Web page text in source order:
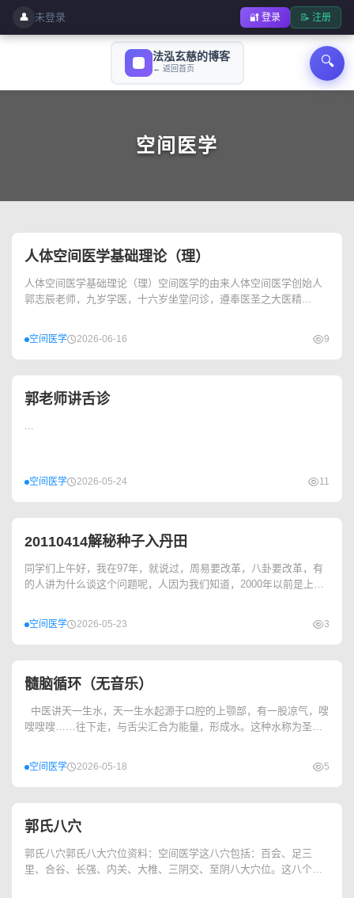
法泓玄慈的博客
← 返回首页
空间医学
人体空间医学基础理论（理）
人体空间医学基础理论（理）空间医学的由来人体空间医学创始人
郭志辰老师，九岁学医，十六岁坐堂问诊，遵奉医圣之大医精...
空间医学 2026-06-16 9
郭老师讲舌诊
...
空间医学 2026-05-24 11
20110414解秘种子入丹田
同学们上午好，我在97年，就说过，周易要改革，八卦要改革，有
的人讲为什么谈这个问题呢，人因为我们知道，2000年以前是上个
空间医学 2026-05-23 3
髓脑循环（无音乐）
中医讲天一生水，天一生水起源于口腔的上颚部，有一股凉气，嗖
嗖嗖嗖……往下走，与舌尖汇合为能量，形成水。这种水称为圣
空间医学 2026-05-18 5
郭氏八穴
郭氏八穴郭氏八大穴位资料：空间医学这八穴包括：百会、足三
里、合谷、长强、内关、大椎、三阴交、至阴八大穴位。这八个穴
👤 未登录 🔐 登录 📝 注册
🔍